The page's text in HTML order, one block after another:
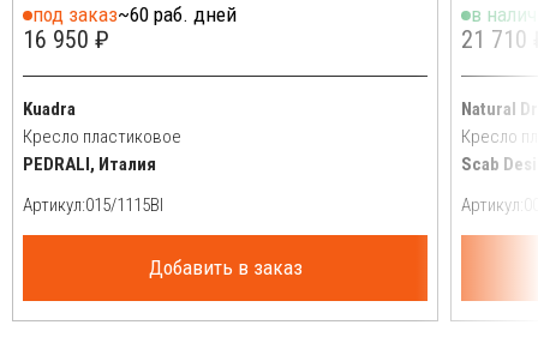
под заказ~60 раб. дней
16 950 ₽
Kuadra
Кресло пластиковое
PEDRALI, Италия
Артикул:
Добавить в заказ
в
21 710
Natural
Кресло
Scab
Артикул: